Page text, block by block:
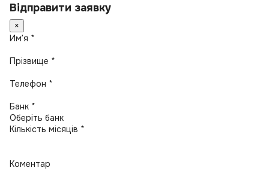
Відправити заявку
×
Имʼя *
Прізвище *
Телефон *
Банк *
Кількість місяців *
Коментар